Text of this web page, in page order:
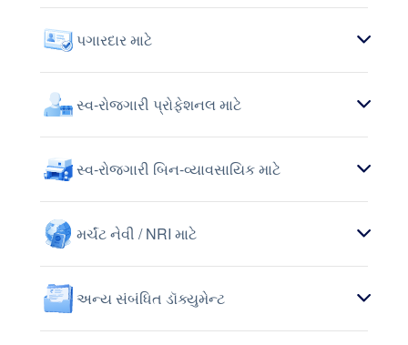
પગારદાર માટે
સ્વ-રોજગારી પ્રોફેશનલ માટે
સ્વ-રોજગારી બિન-વ્યાવસાયિક માટે
મર્ચંટ નેવી / NRI માટે
અન્ય સંબંધિત ડૉક્યુમેન્ટ